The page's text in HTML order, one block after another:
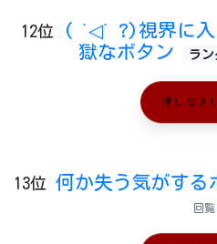
12位
( ˙◁˙ ?)視界に
獄なボタン
ラン
押しなさ
13位 何か失う気がする
回覧